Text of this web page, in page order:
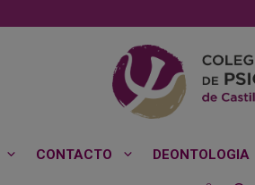
CONTACTO DEONTOLOGIA